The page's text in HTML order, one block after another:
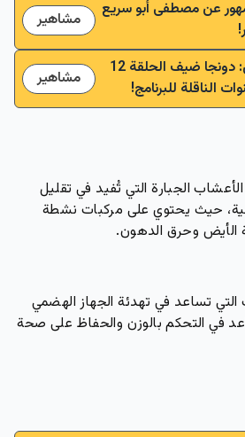
عن مصطفى أبو سريع
مشاهير
مفاجأة من العيار الثقيل: دونجا ضيف الحلقة 12
الناقلة للبرنامج!
مشاهير
الجبارة التي تُفيد في تقليل
حيث يحتوي على مركبات نشطة
وحرق الدهون.
تساعد في تهدئة الجهاز الهضمي
في التحكم بالوزن والحفاظ على صحة